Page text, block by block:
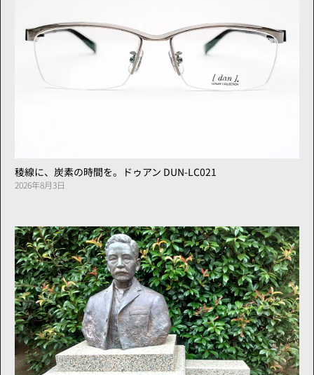
稜線に、炭素の時間を。ドゥアン DUN-LC021
2026年8月3日